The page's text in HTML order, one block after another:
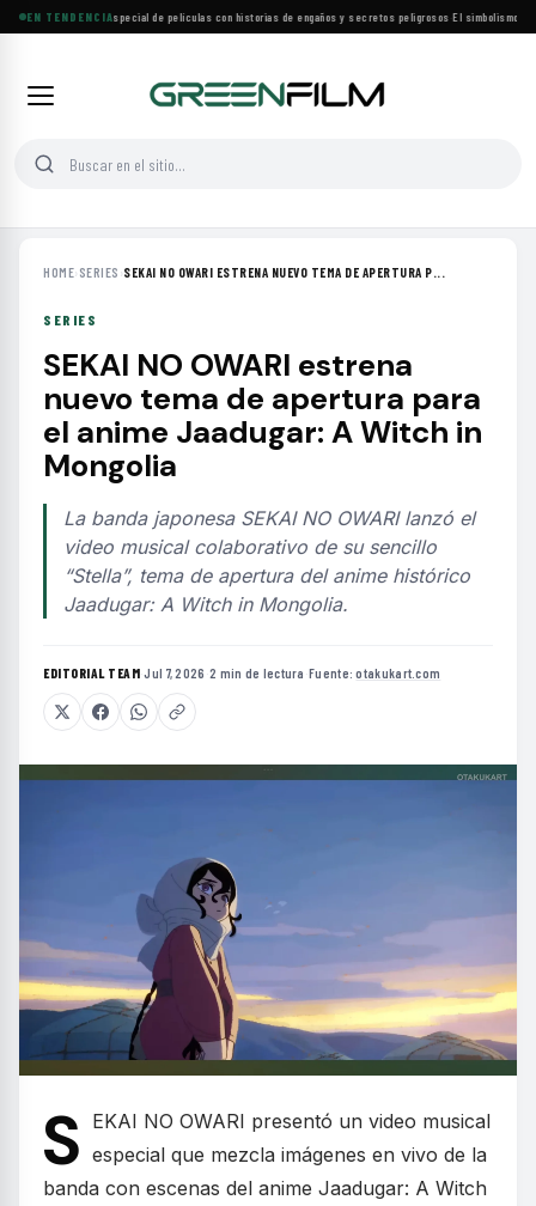
EN TENDENCIA
Lifetime estrena especial de películas con historias de engaños y secretos peligrosos·El simbolismo de
HOME› SERIES ›SEKAI NO OWARI ESTRENA NUEVO TEMA DE APERTURA P...
SERIES
SEKAI NO OWARI estrena
nuevo tema de apertura para
el anime Jaadugar: A Witch in
Mongolia
La banda japonesa SEKAI NO OWARI lanzó el
video musical colaborativo de su sencillo
“Stella”, tema de apertura del anime histórico
Jaadugar: A Witch in Mongolia.
EDITORIAL TEAM·Jul 7, 2026 ·2 min de lectura ·Fuente:otakukart.com
S EKAI NO OWARI presentó un video musical
especial que mezcla imágenes en vivo de la
banda con escenas del anime Jaadugar: A Witch